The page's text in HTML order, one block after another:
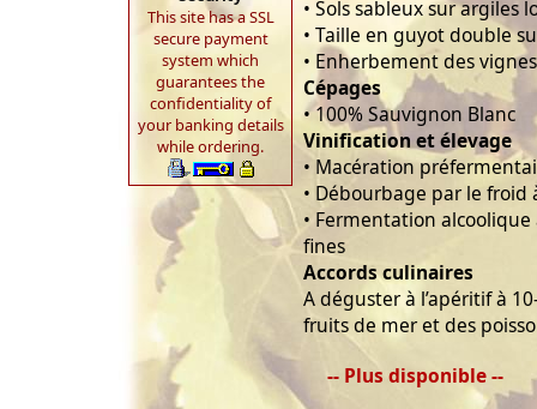
This site has a SSL
secure payment
system which
guarantees the
confidentiality of
your banking details
while ordering.
• Sols sableux sur argiles
• Taille en guyot double
• Enherbement des vignes
Cépages
• 100% Sauvignon Blanc
Vinification et élevage
• Macération
• Débourbage par le froid
• Fermentation alcoolique
fines
Accords culinaires
A déguster à l’apéritif à
fruits de mer et des
-- Plus disponible --